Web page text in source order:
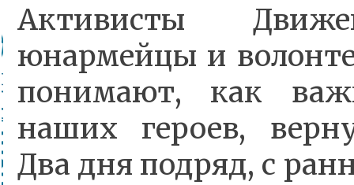
Активисты
юнармейцы и
понимают, как
наших героев,
Два дня подряд, с